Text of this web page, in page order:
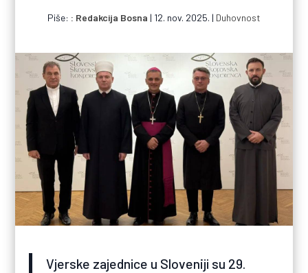
Piše: Redakcija Bosna | 12. nov. 2025. | Duhovnost
Vjerske zajednice u Sloveniji su 29.